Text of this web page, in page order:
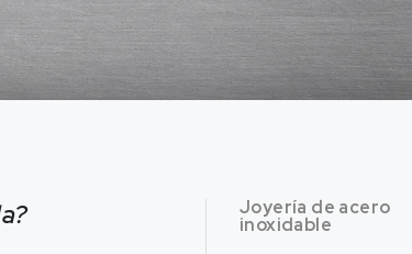
Joyería de acero
inoxidable